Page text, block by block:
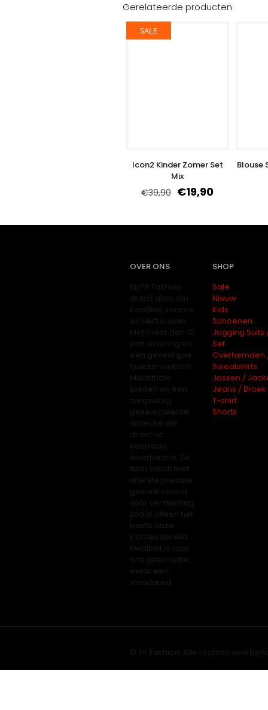
Gerelateerde producten
SALE
Icon2 Kinder Zomer Set
Mix
€39,90 €19,90
Blouse
OVER ONS
Bij PP Fashion
draait alles om
kwaliteit, service
en vertrouwen.
Met meer dan 12
jaar ervaring en
een gevestigde
fysieke winkel in
Maastricht
bieden wij een
zorgvuldig
geselecteerde
collectie die
direct uit
voorraad
leverbaar is. Elk
item wordt met
uiterste precisie
gecontroleerd
vóór verzending,
zodat alleen het
beste onze
klanten bereikt.
Kwaliteit is voor
ons geen optie,
maar een
standaard.
SHOP
Sale
Nieuw
Kids
Schoenen
Jogging Suits
Set
Overhemden
Sweatshirts
Jassen /
Jeans / Broek
T-shirt
Shorts
© PP Fashion. Alle rechten